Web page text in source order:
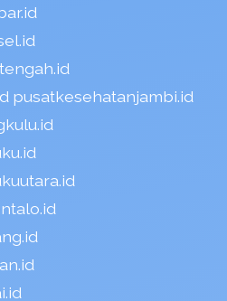
pusatkesehatanjambi.id